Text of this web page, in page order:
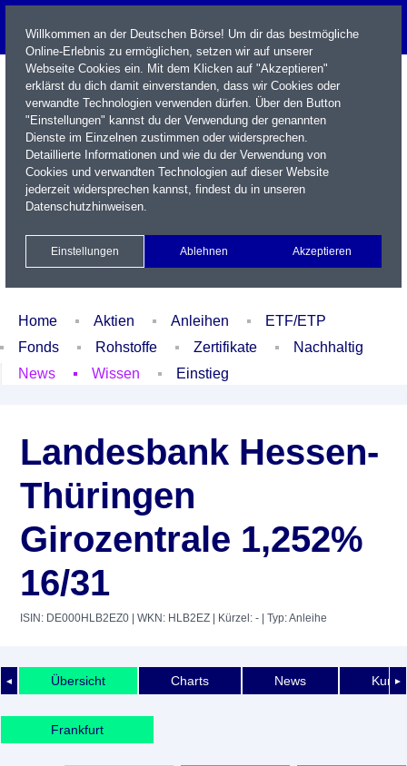
Name / WKN / ISIN / Kürzel
Xetra Realtime
Watchlist Portfolio Login
Home Aktien Anleihen
ETF/ETP
Fonds
Rohstoffe Zertifikate
Nachhaltig
News
Wissen Einstieg
Landesbank Hessen-
Thüringen
Girozentrale 1,252%
16/31
ISIN: DE000HLB2EZ0 | WKN: HLB2EZ | Kürzel: - | Typ: Anleihe
◄ ►
Übersicht Charts News
Frankfurt
Willkommen an der Deutschen Börse! Um dir das bestmögliche
Online-Erlebnis zu ermöglichen, setzen wir auf unserer
Webseite Cookies ein. Mit dem Klicken auf "Akzeptieren"
erklärst du dich damit einverstanden, dass wir Cookies oder
verwandte Technologien verwenden dürfen. Über den Button
"Einstellungen" kannst du der Verwendung der genannten
Dienste im Einzelnen zustimmen oder widersprechen.
Detaillierte Informationen und wie du der Verwendung von
Cookies und verwandten Technologien auf dieser Website
jederzeit widersprechen kannst, findest du in unseren
Datenschutzhinweisen.
Einstellungen Ablehnen Akzeptieren